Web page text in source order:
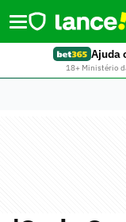
Ajuda
18+ Ministério